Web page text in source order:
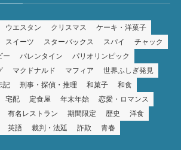
ウエスタン クリスマス
ケーキ・洋菓子
スイーツ スターバックス スパイ
チャック
ー バレンタイン
パリオリンピック
マクドナルド マフィア
世界ふしぎ発見
記 刑事・探偵・推理 和菓子
和食
宅配 定食屋 年末年始
恋愛・ロマンス
有名レストラン 期間限定 歴史
洋食
英語 裁判・法廷 詐欺 青春